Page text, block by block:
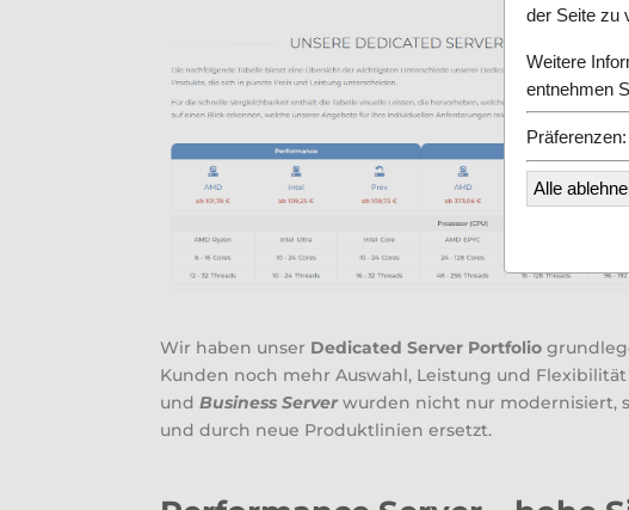
Wir haben unser Dedicated Server Portfolio
Kunden noch mehr Auswahl, Leistung und
undBusiness Serverwurden nicht nur modernisiert,
und durch neue Produktlinien ersetzt.
der Seite zu
Weitere
entnehmen
Präferenzen:
Alle